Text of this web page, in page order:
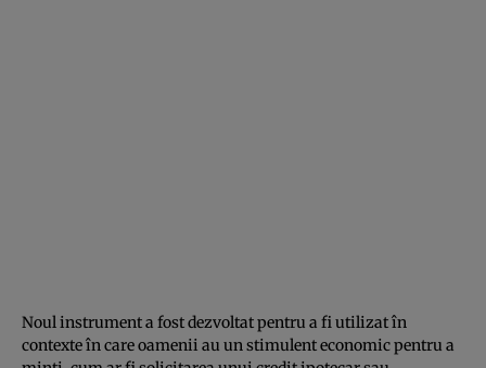
Noul instrument a fost dezvoltat pentru a fi utilizat în
contexte în care oamenii au un stimulent economic pentru a